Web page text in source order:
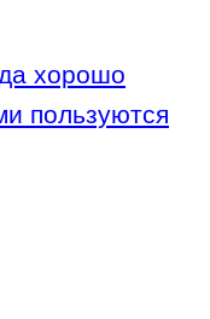
хорошо
пользуются